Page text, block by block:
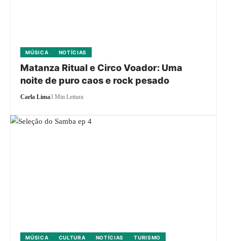
MÚSICA NOTÍCIAS
Matanza Ritual e Circo Voador: Uma
noite de puro caos e rock pesado
Carla Lima3 Min Leitura
MÚSICA CULTURA NOTÍCIAS TURISMO